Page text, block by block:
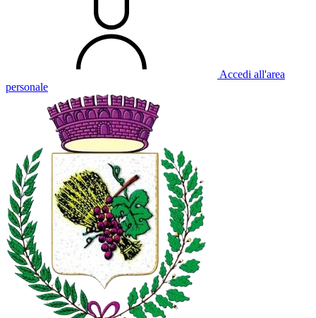
Accedi all'area
personale